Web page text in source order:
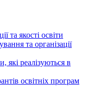
та якості освіти
та організації
які реалізуються в
освітніх програм